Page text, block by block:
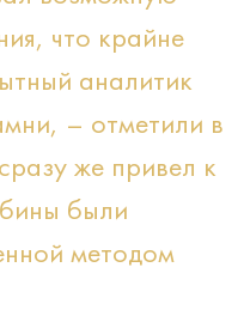
что крайне
аналитик
– отметили в
же привел к
были
методом